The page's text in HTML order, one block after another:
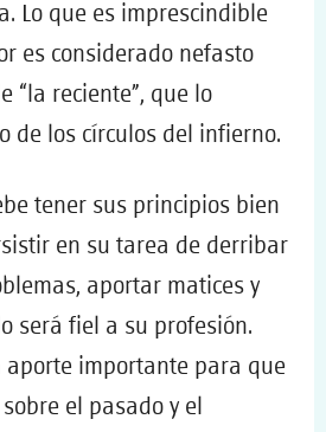
Lo que es imprescindible
es considerado nefasto
“la reciente”, que lo
de los círculos del infierno.
tener sus principios bien
en su tarea de derribar
aportar matices y
será fiel a su profesión.
aporte importante para que
el pasado y el